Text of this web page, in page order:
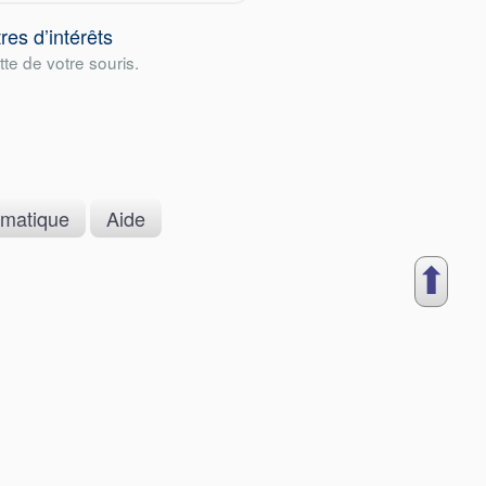
d’intérêts
de votre souris.
⬆︎
Aide